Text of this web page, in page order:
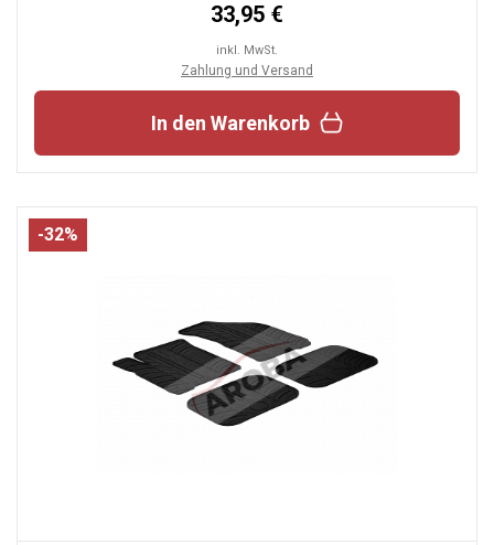
33,95 €
inkl. MwSt.
Zahlung und Versand
In den Warenkorb
-32%